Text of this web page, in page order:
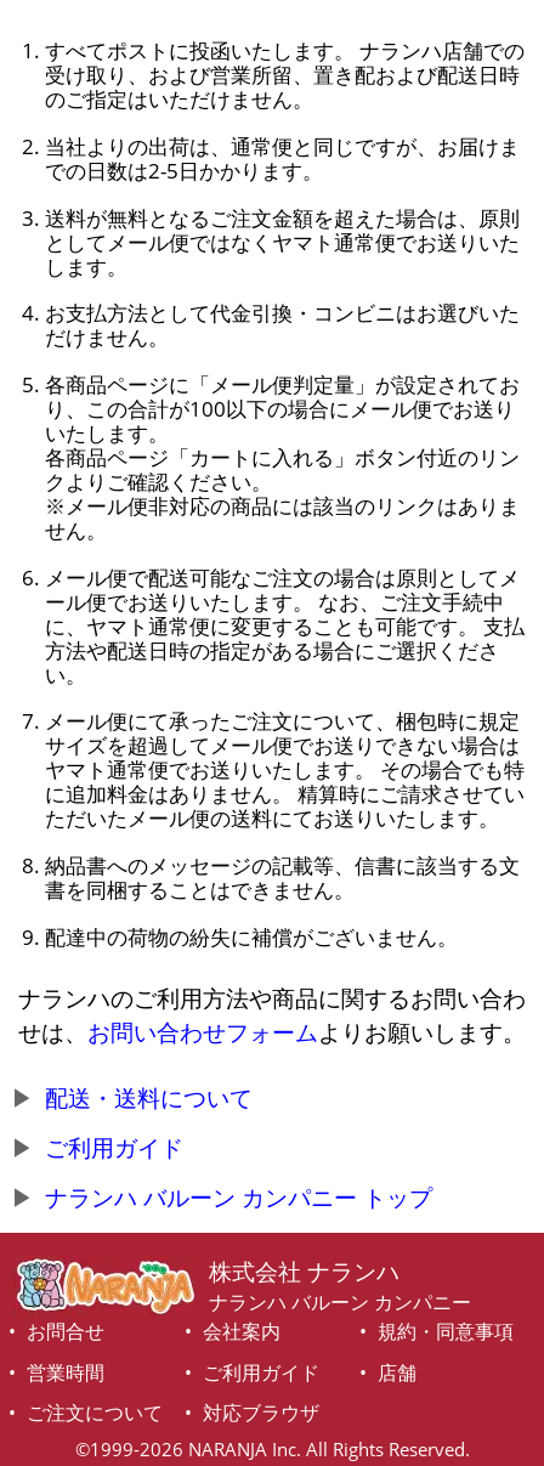
すべてポストに投函いたします。 ナランハ店舗での
受け取り、および営業所留、置き配および配送日時
のご指定はいただけません。
当社よりの出荷は、通常便と同じですが、お届けま
での日数は2-5日かかります。
送料が無料となるご注文金額を超えた場合は、原則
としてメール便ではなくヤマト通常便でお送りいた
します。
お支払方法として代金引換・コンビニはお選びいた
だけません。
各商品ページに「メール便判定量」が設定されてお
り、この合計が100以下の場合にメール便でお送り
いたします。
各商品ページ「カートに入れる」ボタン付近のリン
クよりご確認ください。
※メール便非対応の商品には該当のリンクはありま
せん。
メール便で配送可能なご注文の場合は原則としてメ
ール便でお送りいたします。 なお、ご注文手続中
に、ヤマト通常便に変更することも可能です。 支払
方法や配送日時の指定がある場合にご選択くださ
い。
メール便にて承ったご注文について、梱包時に規定
サイズを超過してメール便でお送りできない場合は
ヤマト通常便でお送りいたします。 その場合でも特
に追加料金はありません。 精算時にご請求させてい
ただいたメール便の送料にてお送りいたします。
納品書へのメッセージの記載等、信書に該当する文
書を同梱することはできません。
配達中の荷物の紛失に補償がございません。
ナランハのご利用方法や商品に関するお問い合わ
せは、 お問い合わせフォームよりお願いします。
配送・送料について
ご利用ガイド
ナランハ バルーン カンパニー トップ
株式会社 ナランハ
ナランハ バルーン カンパニー
お問合せ
会社案内
規約・同意事項
営業時間
ご利用ガイド
店舗
ご注文について
対応ブラウザ
©1999-2026 NARANJA Inc. All Rights Reserved.